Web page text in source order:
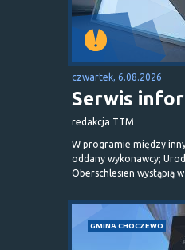
czwartek, 6.08.2026
Serwis
redakcja TTM
W programie między
oddany wykonawcy;
Oberschlesien wystąpią w
GMINA CHOCZEWO